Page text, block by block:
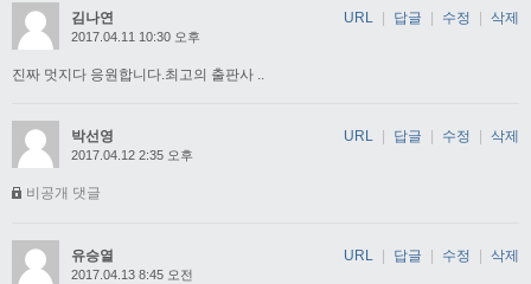
김나연
2017.04.11 10:30 오후
진짜 멋지다 응원합니다.최고의 출판사 ..
URL | 답글 | 수정 | 삭제
박선영
2017.04.12 2:35 오후
비공개 댓글
URL 답글 수정 삭제
유승열
2017.04.13 8:45 오전
URL 답글 수정 삭제